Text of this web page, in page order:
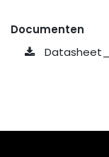
Documenten